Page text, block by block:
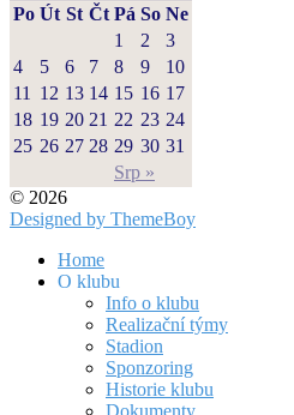
Po Út St Čt Pá So Ne
Srp »
1 2
3
4
5 6 7 8 9
10
11
12 13 14 15 16 17
18 19 20 21 22 23 24
25 26 27 28 29 30 31
© 2026
Designed by ThemeBoy
Home
O klubu
Info o klubu
Realizační týmy
Stadion
Sponzoring
Historie klubu
Dokumenty